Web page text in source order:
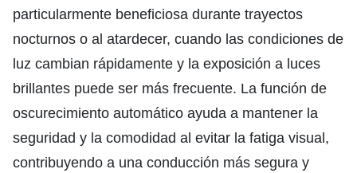
particularmente beneficiosa durante trayectos
nocturnos o al atardecer, cuando las condiciones de
luz cambian rápidamente y la exposición a luces
brillantes puede ser más frecuente. La función de
oscurecimiento automático ayuda a mantener la
seguridad y la comodidad al evitar la fatiga visual,
contribuyendo a una conducción más segura y